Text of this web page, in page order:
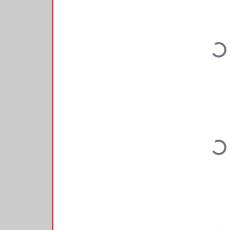
Loading...
Loading...